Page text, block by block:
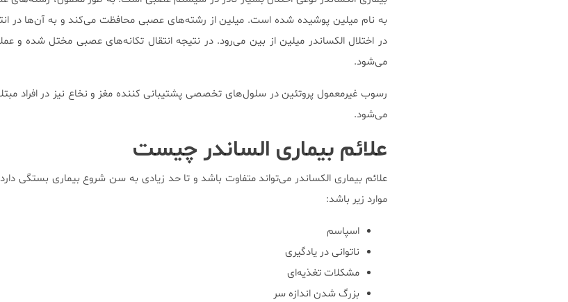
به نام میلین پوشیده شده است. میلین از رشته‌های عصبی محافظت می‌کند و به آن‌ها در
در اختلال الکساندر میلین از بین می‌رود. در نتیجه انتقال تکانه‌های عصبی مختل شده
می‌شود.
رسوب غیرمعمول پروتئین در سلول‌های تخصصی پشتیبانی کننده مغز و نخاع نیز در افراد
می‌شود.
علائم بیماری الساندر چیست
علائم بیماری الكساندر می‌تواند متفاوت باشد و تا حد زیادی به سن شروع بیماری بستگی
موارد زیر باشد:
اسپاسم
ناتوانی در یادگیری
مشکلات تغذیه‌ای
بزرگ شدن اندازه سر